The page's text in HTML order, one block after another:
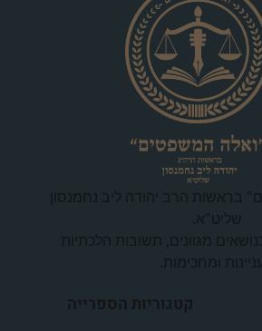
הרב יהודה ליב נחמנסון
שליט"א.
מגוונים, תשובות הלכתיות
ומחכימות.
קטגוריות הספרייה